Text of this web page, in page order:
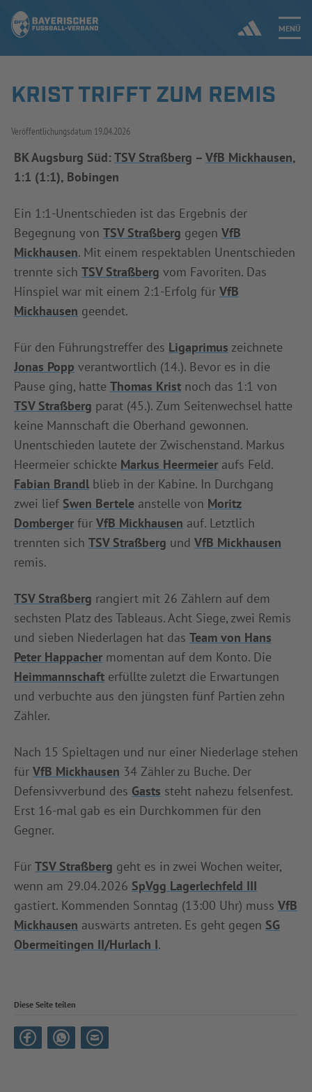
MENÜ
Jetzt einloggen
NEUIGKEITEN
SPIELBETRIEB & VERBANDSLEBEN
AUSBILDUNG & FÖRDERUNG
DER VERBAND
KRIST TRIFFT ZUM REMIS
Veröffentlichungsdatum 19.04.2026
BK Augsburg Süd: TSV Straßberg – VfB Mickhausen,
1:1 (1:1), Bobingen
Ein 1:1-Unentschieden ist das Ergebnis der
Begegnung von TSV Straßberg gegen VfB
Mickhausen. Mit einem respektablen Unentschieden
trennte sich TSV Straßberg vom Favoriten. Das
Hinspiel war mit einem 2:1-Erfolg für VfB
Mickhausen geendet.
Für den Führungstreffer des Ligaprimus zeichnete
Jonas Popp verantwortlich (14.). Bevor es in die
Pause ging, hatte Thomas Krist noch das 1:1 von
TSV Straßberg parat (45.). Zum Seitenwechsel hatte
keine Mannschaft die Oberhand gewonnen.
Unentschieden lautete der Zwischenstand. Markus
Heermeier schickte Markus Heermeier aufs Feld.
Fabian Brandl blieb in der Kabine. In Durchgang
zwei lief Swen Bertele anstelle von Moritz
Domberger für VfB Mickhausen auf. Letztlich
trennten sich TSV Straßberg und VfB Mickhausen
remis.
TSV Straßberg rangiert mit 26 Zählern auf dem
sechsten Platz des Tableaus. Acht Siege, zwei Remis
und sieben Niederlagen hat das Team von Hans
Peter Happacher momentan auf dem Konto. Die
Heimmannschaft erfüllte zuletzt die Erwartungen
und verbuchte aus den jüngsten fünf Partien zehn
Zähler.
Nach 15 Spieltagen und nur einer Niederlage stehen
für VfB Mickhausen 34 Zähler zu Buche. Der
Defensivverbund des Gasts steht nahezu felsenfest.
Erst 16-mal gab es ein Durchkommen für den
Gegner.
Für TSV Straßberg geht es in zwei Wochen weiter,
wenn am 29.04.2026 SpVgg Lagerlechfeld III
gastiert. Kommenden Sonntag (13:00 Uhr) muss VfB
Mickhausen auswärts antreten. Es geht gegen SG
Obermeitingen II/Hurlach I.
Diese Seite teilen